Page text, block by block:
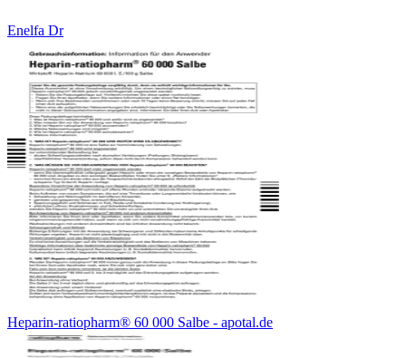
Enelfa Dr
Heparin-ratiopharm® 60 000 Salbe - apotal.de